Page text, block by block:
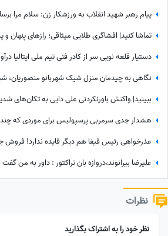
پیام رهبر شهید انقلاب به ورزشکار زن: سلام مرا
دستیار قلعه نویی سر از کادر فنی تیم ملی ایتالیا
نظرات
نظر خود را به اشتراک بگذارید